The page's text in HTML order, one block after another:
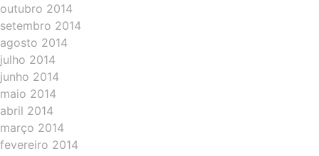
outubro 2014
setembro 2014
agosto 2014
julho 2014
junho 2014
maio 2014
abril 2014
março 2014
fevereiro 2014